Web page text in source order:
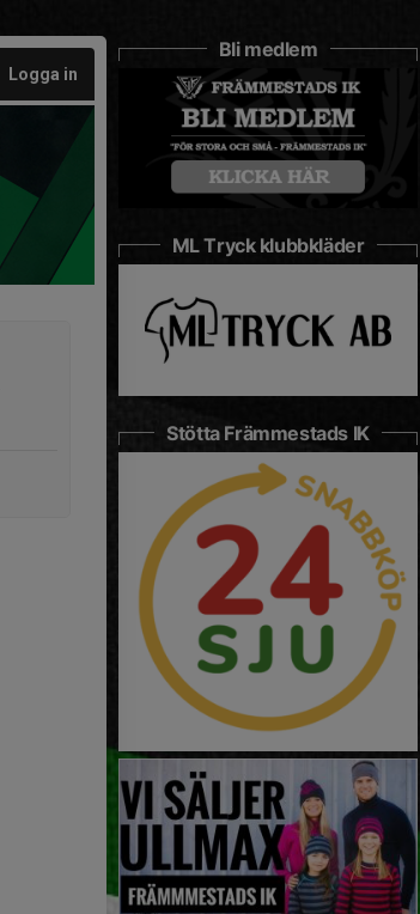
Logga in
Bli medlem
ML Tryck klubbkläder
Stötta Främmestads IK